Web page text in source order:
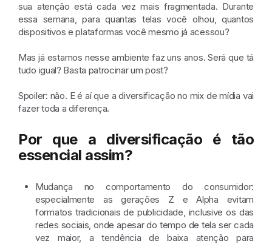
sua atenção está cada vez mais fragmentada. Durante
essa semana, para quantas telas você olhou, quantos
dispositivos e plataformas você mesmo já acessou?
Mas já estamos nesse ambiente faz uns anos. Será que tá
tudo igual? Basta patrocinar um post?
Spoiler: não. E é aí que a diversificação no mix de mídia vai
fazer toda a diferença.
Por que a diversificação é tão
essencial assim?
Mudança no comportamento do consumidor:
especialmente as gerações Z e Alpha evitam
formatos tradicionais de publicidade, inclusive os das
redes sociais, onde apesar do tempo de tela ser cada
vez maior, a tendência de baixa atenção para